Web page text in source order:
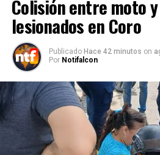
Colisión entre moto
lesionados en Coro
Publicado Hace 42 minutos on
Por Notifalcon